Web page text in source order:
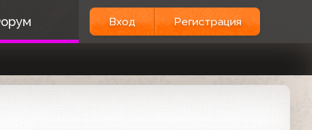
Вход Регистрация